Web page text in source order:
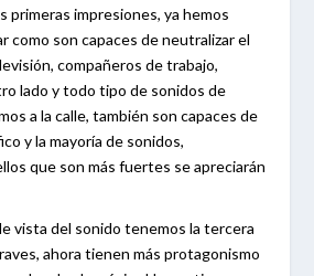
primeras impresiones, ya hemos
como son capaces de neutralizar el
compañeros de trabajo,
lado y todo tipo de sonidos de
a la calle, también son capaces de
y la mayoría de sonidos,
que son más fuertes se apreciarán
vista del sonido tenemos la tercera
ahora tienen más protagonismo